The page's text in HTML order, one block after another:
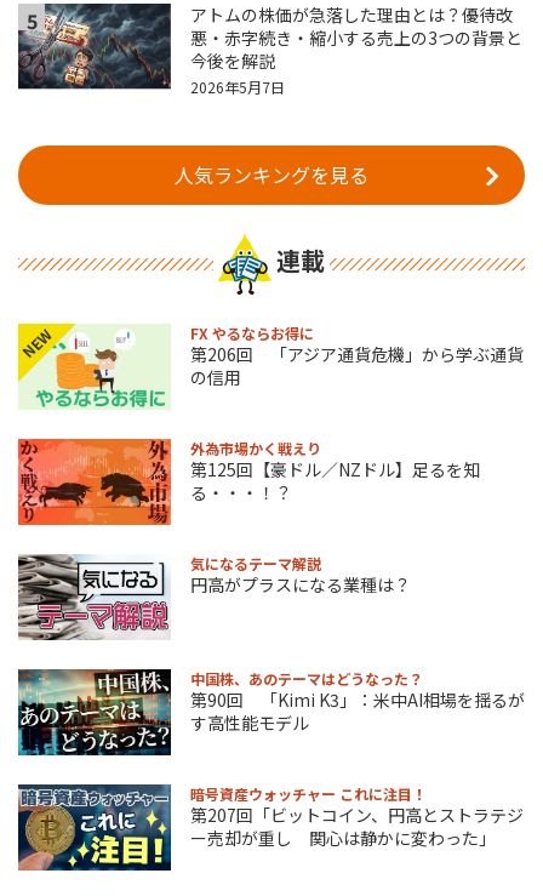
5
アトムの株価が急落した理由とは？優待改
悪・赤字続き・縮小する売上の3つの背景と
今後を解説
2026年5月7日
人気ランキングを見る
連載
NEW FX やるならお得に
第206回 「アジア通貨危機」から学ぶ通貨
の信用
外為市場かく戦えり
第125回【豪ドル／NZドル】足るを知
る・・・！？
気になるテーマ解説
円高がプラスになる業種は？
中国株、あのテーマはどうなった？
第90回 「Kimi K3」：米中AI相場を揺るが
す高性能モデル
暗号資産ウォッチャー これに注目！
第207回「ビットコイン、円高とストラテジ
ー売却が重し 関心は静かに変わった」